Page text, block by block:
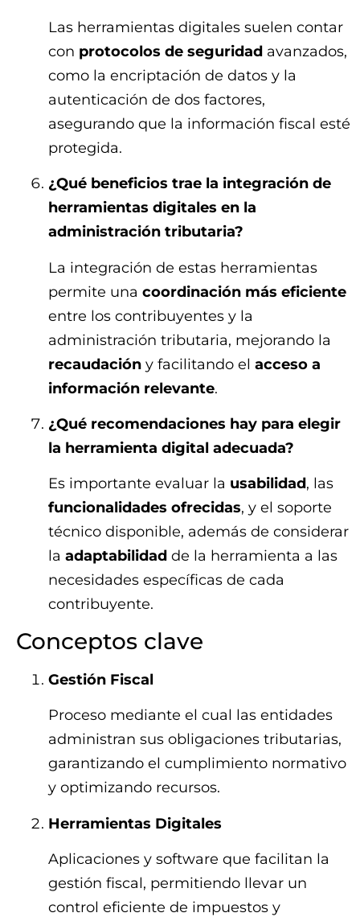
Las herramientas digitales suelen contar
con protocolos de seguridad avanzados,
como la encriptación de datos y la
autenticación de dos factores,
asegurando que la información fiscal esté
protegida.
¿Qué beneficios trae la integración de
herramientas digitales en la
administración tributaria?
La integración de estas herramientas
permite una coordinación más eficiente
entre los contribuyentes y la
administración tributaria, mejorando la
recaudación y facilitando el acceso a
información relevante.
¿Qué recomendaciones hay para elegir
la herramienta digital adecuada?
Es importante evaluar la usabilidad, las
funcionalidades ofrecidas, y el soporte
técnico disponible, además de considerar
la adaptabilidad de la herramienta a las
necesidades específicas de cada
contribuyente.
Conceptos clave
Gestión Fiscal
Proceso mediante el cual las entidades
administran sus obligaciones tributarias,
garantizando el cumplimiento normativo
y optimizando recursos.
Herramientas Digitales
Aplicaciones y software que facilitan la
gestión fiscal, permitiendo llevar un
control eficiente de impuestos y